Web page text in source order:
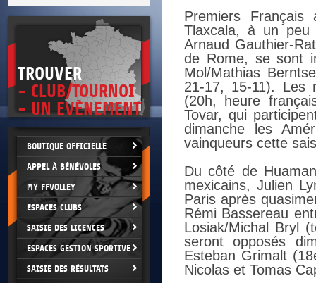
TROUVER
- CLUB/TOURNOI
- UN EVÈNEMENT
BOUTIQUE OFFICIELLE
APPEL À BÉNÉVOLES
MY FFVOLLEY
ESPACES CLUBS
SAISIE DES LICENCES
ESPACES GESTION SPORTIVE
SAISIE DES RÉSULTATS
Premiers
Tlaxcala, à un
Arnaud Gauthier-
de Rome, se sont
Mol/Mathias
21-17, 15-11). Les
(20h, heure
Tovar, qui
dimanche les
vainqueurs cette
Du côté de
mexicains, Julien
Paris après
Rémi Bassereau
Losiak/Michal Bryl
seront opposés
Esteban Grimalt
Nicolas et Tomas